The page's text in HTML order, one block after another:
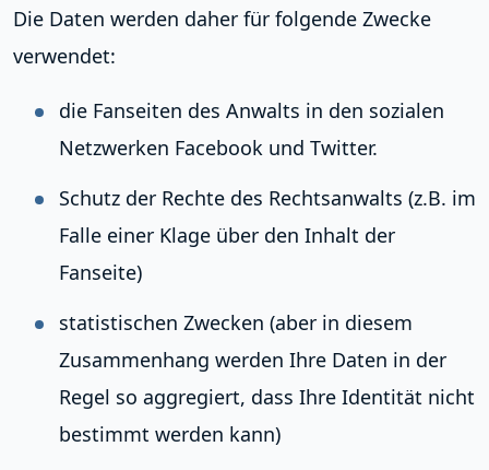
Die Daten werden daher für folgende Zwecke
verwendet:
die Fanseiten des Anwalts in den sozialen
Netzwerken Facebook und Twitter.
Schutz der Rechte des Rechtsanwalts (z.B. im
Falle einer Klage über den Inhalt der
Fanseite)
statistischen Zwecken (aber in diesem
Zusammenhang werden Ihre Daten in der
Regel so aggregiert, dass Ihre Identität nicht
bestimmt werden kann)